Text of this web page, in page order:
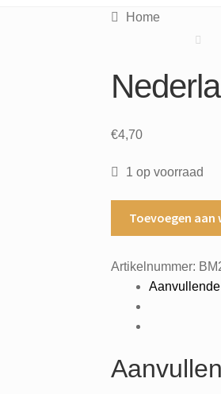
Home
€4,70
1 op voorraad
deel
aantal
Toevoegen aan
Artikelnummer: